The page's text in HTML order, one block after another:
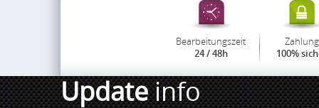
Bearbeitungszeit
24 / 48h
Zahlung
100%
Updateinfo